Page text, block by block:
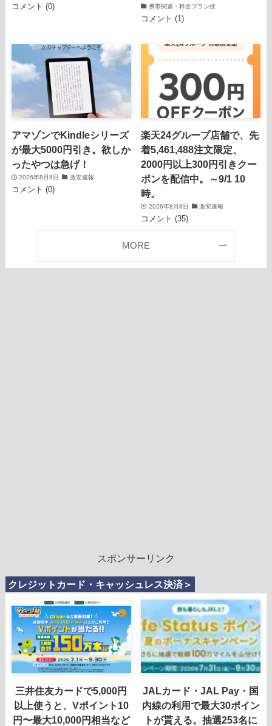
コメント (0)
携帯関連・料金プラン技
コメント (1)
アマゾンでKindleシリーズ
が最大5000円引き。欲しか
ったやつは急げ！
2026年8月8日 激安速報
コメント (0)
楽天24グループ店舗で、先
着5,461,488注文限定、
2000円以上300円引きクー
ポンを配信中。～9/1 10
時。
2026年8月8日 激安速報
コメント (35)
MORE
スポンサーリンク
クレジットカード・キャッシュレス決済＞
三井住友カードで5,000円
以上使うと、Vポイント10
円〜最大10,000円相当など
JALカード・JAL Pay・国
内線の利用で最大30ポイン
トが貰える。抽選253名に